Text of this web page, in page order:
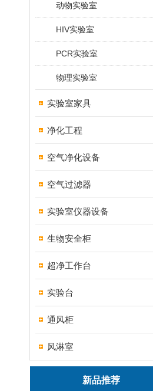
动物实验室
HIV实验室
PCR实验室
物理实验室
实验室家具
净化工程
空气净化设备
空气过滤器
实验室仪器设备
生物安全柜
超净工作台
实验台
通风柜
风淋室
新品推荐